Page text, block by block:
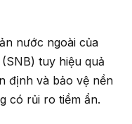
nước ngoài của
tuy hiệu quả
định và bảo vệ nền
có rủi ro tiềm ẩn.